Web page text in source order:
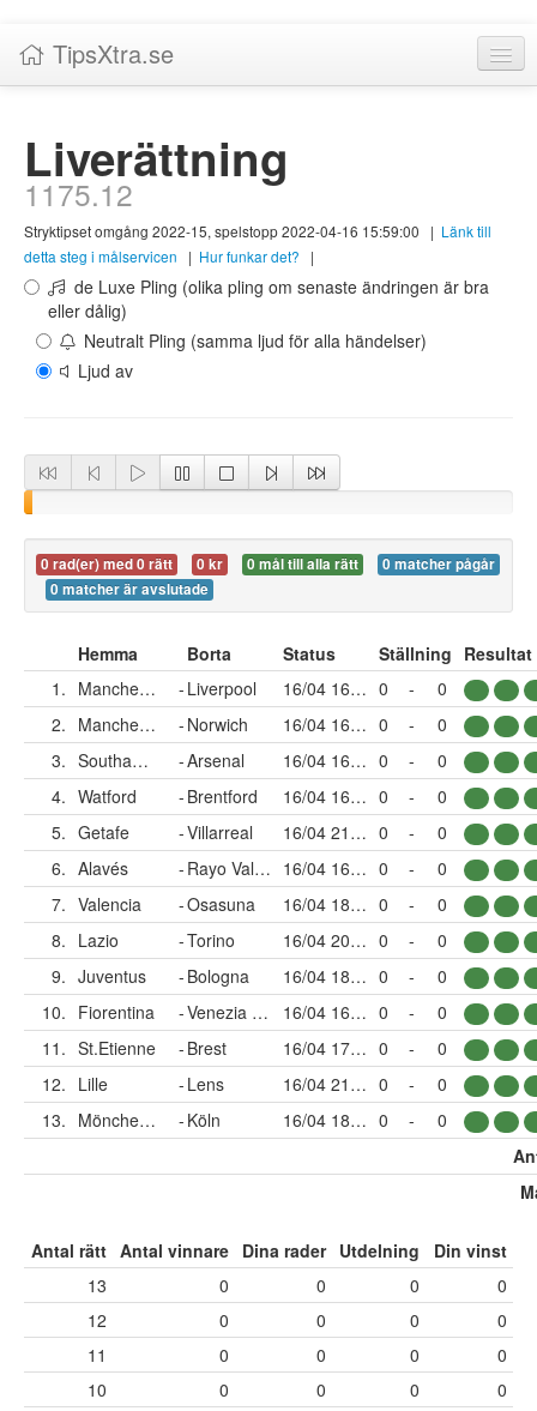
TipsXtra.se
Tabeller
Livescore!
Tipsförslag
Statistik
Liverättning
Om TipsXtra.se
Liverättning
1175.12
Stryktipset omgång 2022-15, spelstopp 2022-04-16 15:59:00 | Länk till
detta steg i målservicen
| Hur funkar det? |
de Luxe Pling (olika pling om senaste ändringen är bra
eller dålig)
Neutralt Pling (samma ljud för alla händelser)
Ljud av
0 rad(er) med 0 rätt 0 kr 0 mål till alla rätt
0 matcher pågår
0 matcher är avslutade
Hemma Borta Status Ställning Resultat
1.
Manchester C -Liverpool 16/04 16:30 0 -
0
2.
Manchester U -Norwich 16/04 16:00 0 -
0
3.
Southampton -Arsenal 16/04 16:00 0 -
0
4. Watford -Brentford 16/04 16:00 0 -
0
5. Getafe -Villarreal 16/04 21:00 0 -
0
6. Alavés - Rayo Vallecano 16/04 16:15 0 -
0
7. Valencia -Osasuna 16/04 18:30 0 -
0
8. Lazio -Torino 16/04 20:45 0 -
0
9. Juventus -Bologna 16/04 18:30 0 -
0
10. Fiorentina - Venezia FC 16/04 16:30 0 -
0
11. St.Etienne -Brest 16/04 17:00 0 -
0
12. Lille -Lens 16/04 21:00 0 -
0
13.
Mönchengladbach -Köln 16/04 18:30 0 -
0
Antal rätt Antal vinnare Dina rader Utdelning
Din vinst
13
0 0 0
0
12
0 0 0
0
11
0 0 0
0
10
0 0 0
0